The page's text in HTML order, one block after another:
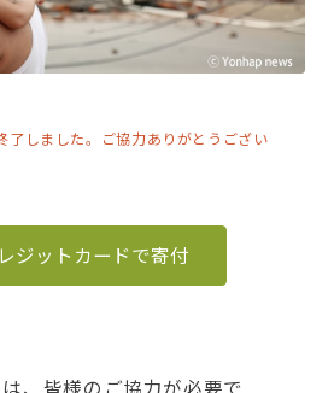
しました。ご協力ありがとうござい
ジットカードで寄付
、皆様のご協力が必要で